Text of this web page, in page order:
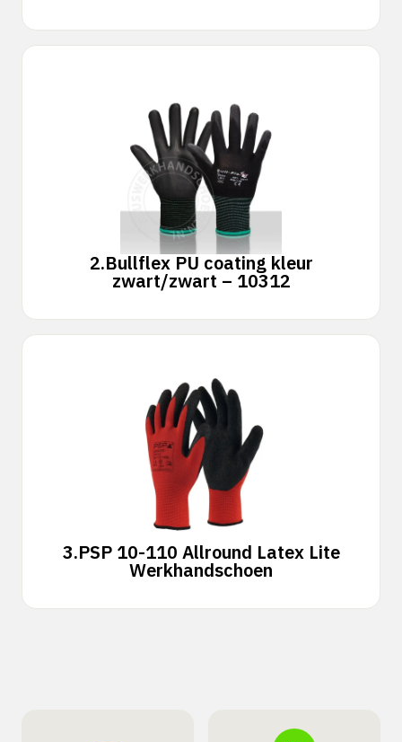
2.Bullflex PU coating kleur
zwart/zwart – 10312
3.PSP 10-110 Allround Latex Lite
Werkhandschoen